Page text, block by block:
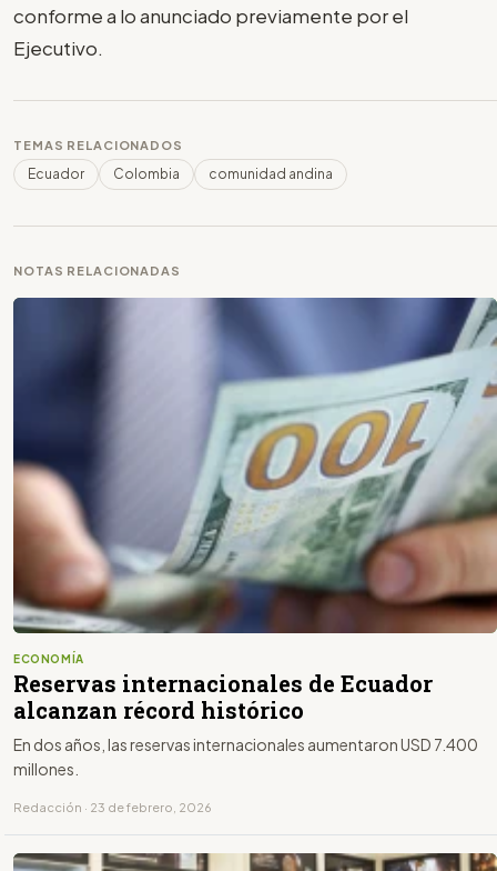
conforme a lo anunciado previamente por el
Ejecutivo.
TEMAS RELACIONADOS
Ecuador Colombia comunidad andina
NOTAS RELACIONADAS
ECONOMÍA
Reservas internacionales de Ecuador
alcanzan récord histórico
En dos años, las reservas internacionales aumentaron USD 7.400
millones.
Redacción · 23 de febrero, 2026